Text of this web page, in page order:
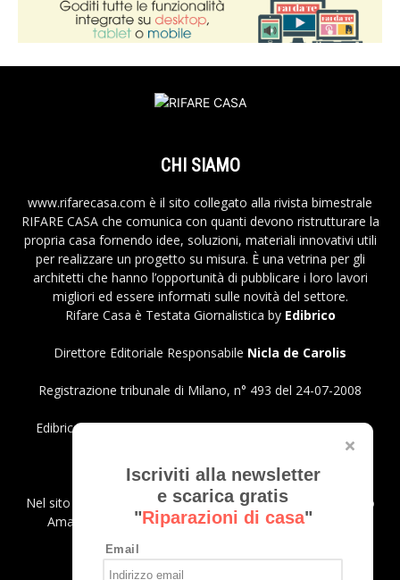
Iscriviti alla newsletter
e scarica gratis
"Riparazioni di casa"
Email
CHI SIAMO
www.rifarecasa.com è il sito collegato alla rivista bimestrale
RIFARE CASA che comunica con quanti devono ristrutturare la
propria casa fornendo idee, soluzioni, materiali innovativi utili
per realizzare un progetto su misura. È una vetrina per gli
architetti che hanno l’opportunità di pubblicare i loro lavori
migliori ed essere informati sulle novità del settore.
Rifare Casa è Testata Giornalistica by Edibrico
Direttore Editoriale Responsabile Nicla de Carolis
Registrazione tribunale di Milano, n° 493 del 24-07-2008
Edibrico srl - Viale Emilio Caldara, 44 - 20122 Milano P.iva
Privacy Policy
Nel sito sono presenti prodotti Amazon; in qualità di Affiliato
Amazon riceviamo un guadagno dagli acquisti idonei.